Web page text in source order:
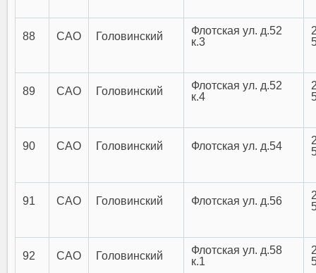
88 САО Головинский
Флотская ул. д.52
к.3
89 САО Головинский
Флотская ул. д.52
к.4
90 САО Головинский Флотская ул. д.54
91 САО Головинский Флотская ул. д.56
92 САО Головинский
Флотская ул. д.58
к.1